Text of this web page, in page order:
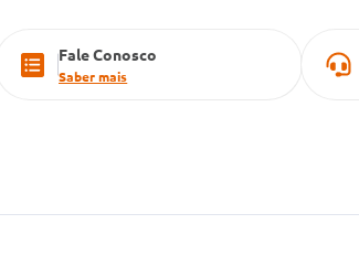
Fale Conosco
Saber mais